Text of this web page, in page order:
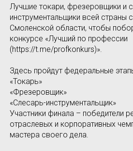
Лучшие токари, фрезеровщики и
инструментальщики всей страны
Смоленской области, чтобы
конкурсе «Лучший по профессии
(https://t.me/profkonkurs)».
Здесь пройдут федеральные
«Токарь»
«Фрезеровщик»
«Слесарь-инструментальщик»
Участники финала – победители
отраслевых и корпоративных
мастера своего дела.